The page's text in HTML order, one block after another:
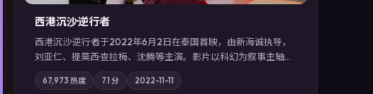
西港沉沙·逆行者
西港沉沙·逆行者于2022年6月2日在泰国首映，由新海诚执导，
刘亚仁、提莫西·查拉梅、沈腾等主演。影片以科幻为叙事主轴，
失踪人口档案牵出跨国灰色产业链；摄影与配乐强化地域气质；
站内亦可通过「国产免费观看高清电视剧在线看」延展检索同类
67,973 热度 7.1 分 2022-11-11